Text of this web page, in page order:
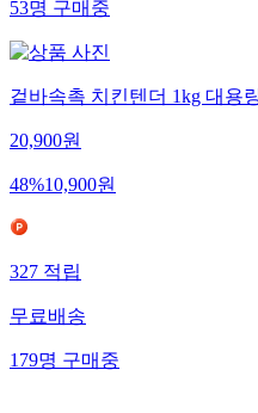
53명 구매중
겉바속촉 치킨텐더 1kg 대용
20,900원
48%10,900원
327 적립
무료배송
179명 구매중